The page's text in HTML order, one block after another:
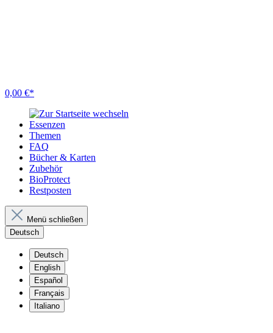
0,00 €*
Essenzen
Themen
FAQ
Bücher & Karten
Zubehör
BioProtect
Restposten
Menü schließen
Deutsch
Deutsch
English
Español
Français
Italiano